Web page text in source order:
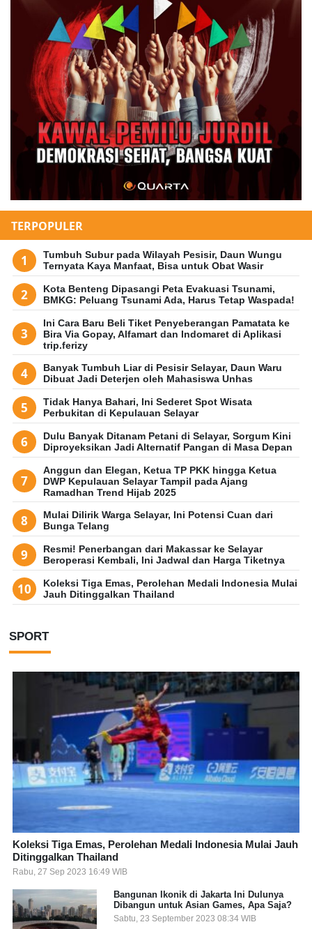
TERPOPULER
Tumbuh Subur pada Wilayah Pesisir, Daun Wungu
Ternyata Kaya Manfaat, Bisa untuk Obat Wasir
Kota Benteng Dipasangi Peta Evakuasi Tsunami,
BMKG: Peluang Tsunami Ada, Harus Tetap Waspada!
Ini Cara Baru Beli Tiket Penyeberangan Pamatata ke
Bira Via Gopay, Alfamart dan Indomaret di Aplikasi
trip.ferizy
Banyak Tumbuh Liar di Pesisir Selayar, Daun Waru
Dibuat Jadi Deterjen oleh Mahasiswa Unhas
Tidak Hanya Bahari, Ini Sederet Spot Wisata
Perbukitan di Kepulauan Selayar
Dulu Banyak Ditanam Petani di Selayar, Sorgum Kini
Diproyeksikan Jadi Alternatif Pangan di Masa Depan
Anggun dan Elegan, Ketua TP PKK hingga Ketua
DWP Kepulauan Selayar Tampil pada Ajang
Ramadhan Trend Hijab 2025
Mulai Dilirik Warga Selayar, Ini Potensi Cuan dari
Bunga Telang
Resmi! Penerbangan dari Makassar ke Selayar
Beroperasi Kembali, Ini Jadwal dan Harga Tiketnya
Koleksi Tiga Emas, Perolehan Medali Indonesia Mulai
Jauh Ditinggalkan Thailand
SPORT
Koleksi Tiga Emas, Perolehan Medali Indonesia Mulai Jauh
Ditinggalkan Thailand
Rabu, 27 Sep 2023 16:49 WIB
Bangunan Ikonik di Jakarta Ini Dulunya
Dibangun untuk Asian Games, Apa Saja?
Sabtu, 23 September 2023 08:34 WIB